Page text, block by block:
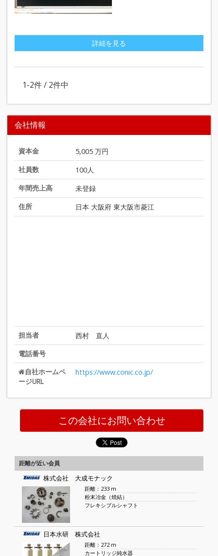
詳細を見る
1-2件 / 2件中
会社情報
資本金
5,005 万円
社員数
100人
年間売上高
未登録
住所
日本 大阪府 東大阪市菱江
担当者
西村 直人
電話番号
自社ホームペ
ージURL
https://www.conic.co.jp/
この会社にお問い合わせ
距離が近い会員
株式会社 大成モナック
距離：233 m
粉末冶金（焼結）
フレキシブルシャフト
日本水研 株式会社
距離：272 m
カートリッジ純水器